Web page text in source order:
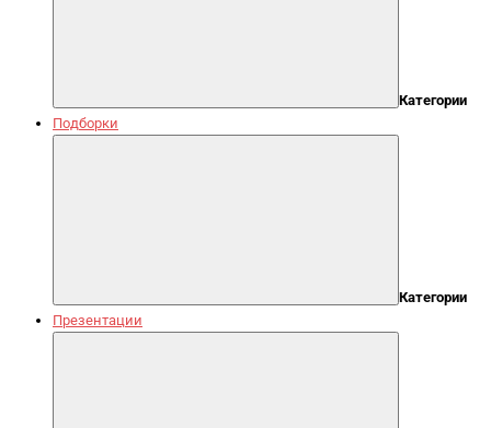
Категории
Подборки
Категории
Презентации